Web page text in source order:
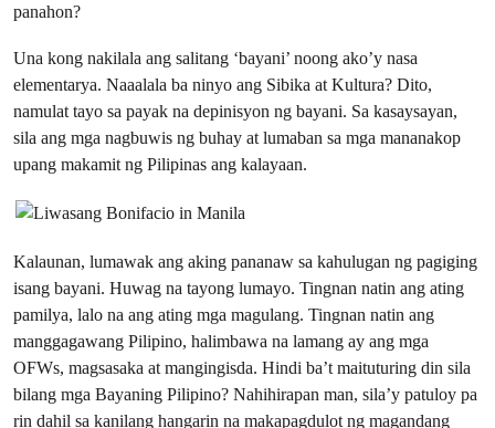
panahon?
Una kong nakilala ang salitang ‘bayani’ noong ako’y nasa
elementarya. Naaalala ba ninyo ang Sibika at Kultura? Dito,
namulat tayo sa payak na depinisyon ng bayani. Sa kasaysayan,
sila ang mga nagbuwis ng buhay at lumaban sa mga mananakop
upang makamit ng Pilipinas ang kalayaan.
Kalaunan, lumawak ang aking pananaw sa kahulugan ng pagiging
isang bayani. Huwag na tayong lumayo. Tingnan natin ang ating
pamilya, lalo na ang ating mga magulang. Tingnan natin ang
manggagawang Pilipino, halimbawa na lamang ay ang mga
OFWs, magsasaka at mangingisda. Hindi ba’t maituturing din sila
bilang mga Bayaning Pilipino? Nahihirapan man, sila’y patuloy pa
rin dahil sa kanilang hangarin na makapagdulot ng magandang